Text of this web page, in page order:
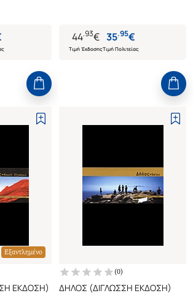
44.93€
Τιμή Έκδοσης
35.95€
Τιμή Πολιτείας
Εξαντλημένο
ΕΚΔΟΣΗ)
(0)
ΔΗΛΟΣ (ΔΙΓΛΩΣΣΗ ΕΚΔΟΣΗ)